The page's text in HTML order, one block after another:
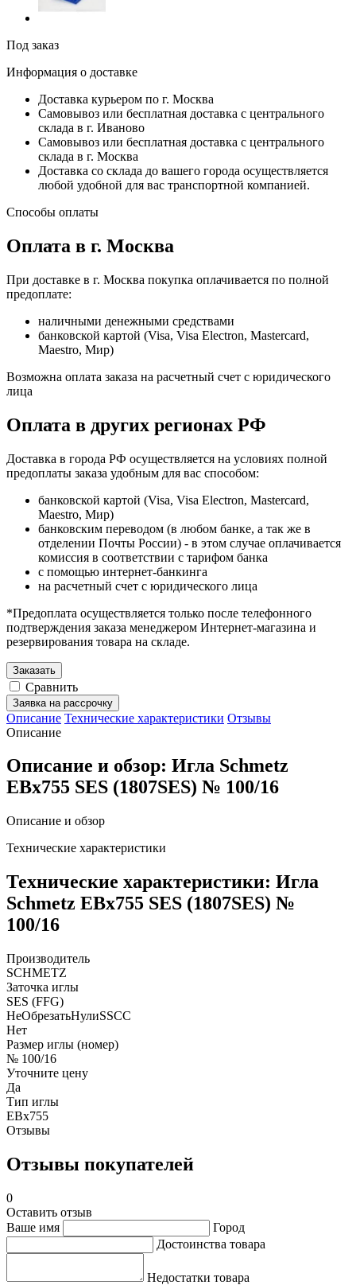
Под заказ
Информация о доставке
Доставка курьером по г. Москва
Самовывоз или бесплатная доставка с центрального
склада в г. Иваново
Самовывоз или бесплатная доставка с центрального
склада в г. Москва
Доставка со склада до вашего города осуществляется
любой удобной для вас транспортной компанией.
Способы оплаты
Оплата в г. Москва
При доставке в г. Москва покупка оплачивается по полной
предоплате:
наличными денежными средствами
банковской картой (Visa, Visa Electron, Mastercard,
Maestro, Мир)
Возможна оплата заказа на расчетный счет с юридического
лица
Оплата в других регионах РФ
Доставка в города РФ осуществляется на условиях полной
предоплаты заказа удобным для вас способом:
банковской картой (Visa, Visa Electron, Mastercard,
Maestro, Мир)
банковским переводом (в любом банке, а так же в
отделении Почты России) - в этом случае оплачивается
комиссия в соответствии с тарифом банка
с помощью интернет-банкинга
на расчетный счет с юридического лица
*Предоплата осуществляется только после телефонного
подтверждения заказа менеджером Интернет-магазина и
резервирования товара на складе.
Заказать
Сравнить
Заявка на рассрочку
Описание Технические характеристики Отзывы
Описание
Описание и обзор: Игла Schmetz
EBx755 SES (1807SES) № 100/16
Описание и обзор
Технические характеристики
Технические характеристики: Игла
Schmetz EBx755 SES (1807SES) №
100/16
Производитель
SCHMETZ
Заточка иглы
SES (FFG)
НеОбрезатьНулиSSCC
Нет
Размер иглы (номер)
№ 100/16
Уточните цену
Да
Тип иглы
EBx755
Отзывы
Отзывы покупателей
0
Оставить отзыв
Ваше имя
Город
Достоинства товара
Недостатки товара